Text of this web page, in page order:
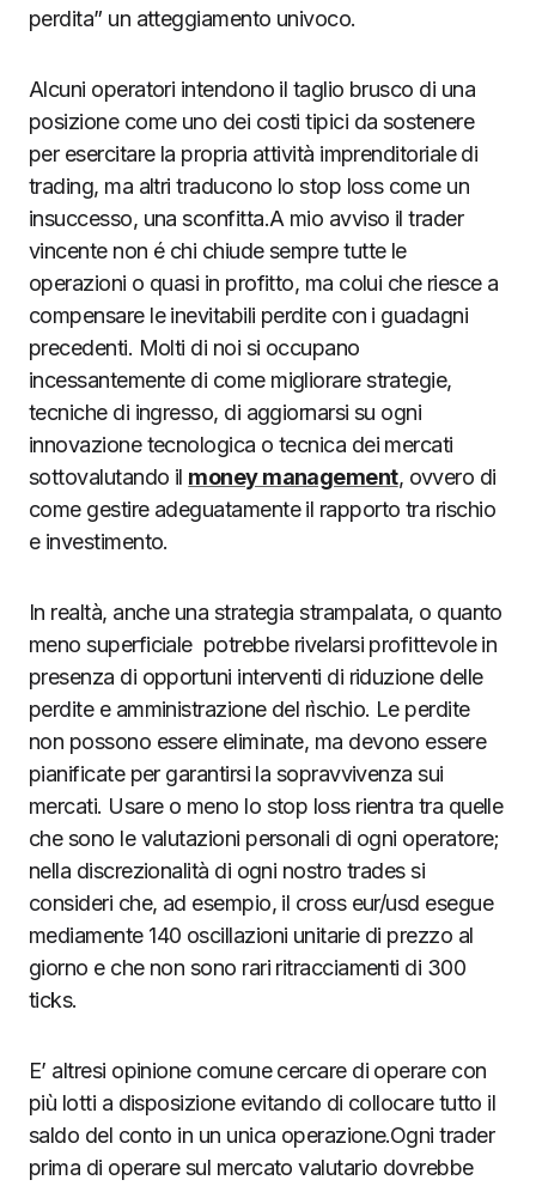
perdita” un atteggiamento univoco.
Alcuni operatori intendono il taglio brusco di una
posizione come uno dei costi tipici da sostenere
per esercitare la propria attività imprenditoriale di
trading, ma altri traducono lo stop loss come un
insuccesso, una sconfitta.A mio avviso il trader
vincente non é chi chiude sempre tutte le
operazioni o quasi in profitto, ma colui che riesce a
compensare le inevitabili perdite con i guadagni
precedenti. Molti di noi si occupano
incessantemente di come migliorare strategie,
tecniche di ingresso, di aggiornarsi su ogni
innovazione tecnologica o tecnica dei mercati
sottovalutando il money management, ovvero di
come gestire adeguatamente il rapporto tra rischio
e investimento.
In realtà, anche una strategia strampalata, o quanto
meno superficiale potrebbe rivelarsi profittevole in
presenza di opportuni interventi di riduzione delle
perdite e amministrazione del rìschio. Le perdite
non possono essere eliminate, ma devono essere
pianificate per garantirsi la sopravvivenza sui
mercati. Usare o meno lo stop loss rientra tra quelle
che sono le valutazioni personali di ogni operatore;
nella discrezionalità di ogni nostro trades si
consideri che, ad esempio, il cross eur/usd esegue
mediamente 140 oscillazioni unitarie di prezzo al
giorno e che non sono rari ritracciamenti di 300
ticks.
E’ altresi opinione comune cercare di operare con
più lotti a disposizione evitando di collocare tutto il
saldo del conto in un unica operazione.Ogni trader
prima di operare sul mercato valutario dovrebbe